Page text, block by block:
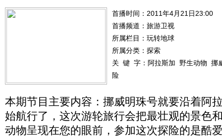
首播时间：2011年4月21日23:00
首播频道： 旅游卫视
所属栏目： 玩转地球
所属分类：探索
关 键 字： 阿拉斯加 野生动物 挪
险
本期节目主要内容：挪威明珠号就要沿着阿
始航行了，这次游轮旅行会把最壮观的景色
动物呈现在您的眼前，参加这次探险的是酷